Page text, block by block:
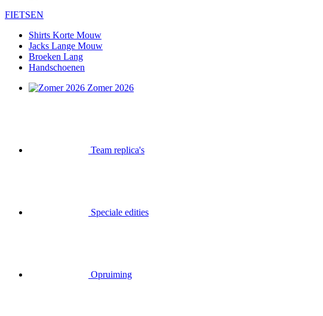
FIETSEN
Shirts Korte Mouw
Jacks Lange Mouw
Broeken Lang
Handschoenen
Zomer 2026
Team replica's
Speciale edities
Opruiming